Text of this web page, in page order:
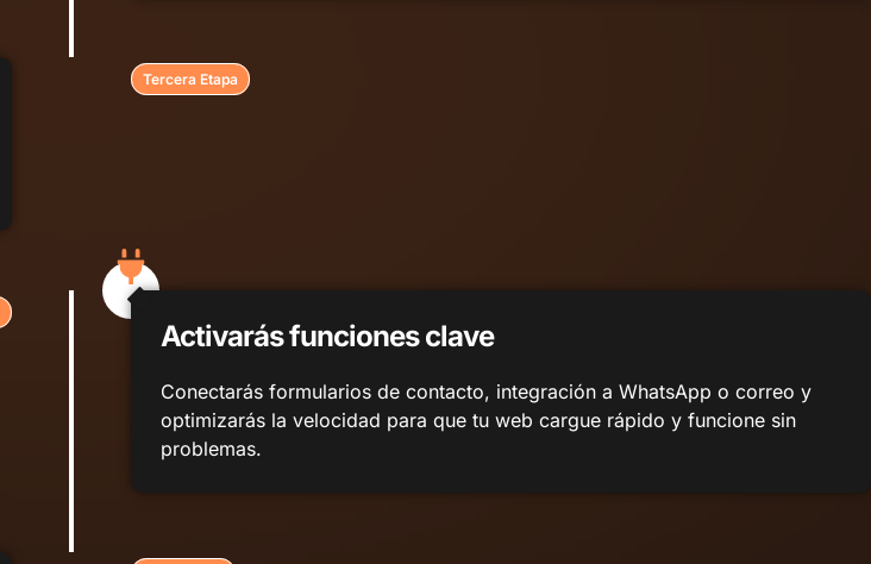
Tercera Etapa
Activarás funciones clave
Conectarás formularios de contacto, integración a WhatsApp o correo y
optimizarás la velocidad para que tu web cargue rápido y funcione sin
problemas.